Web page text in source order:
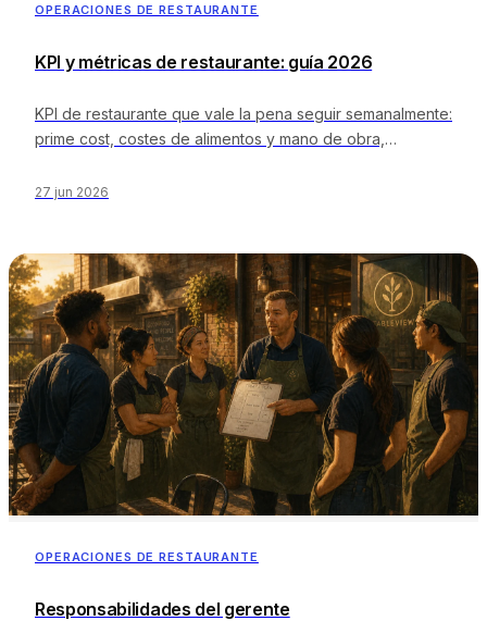
OPERACIONES DE RESTAURANTE
KPI y métricas de restaurante: guía 2026
KPI de restaurante que vale la pena seguir semanalmente:
prime cost, costes de alimentos y mano de obra,
simple de panel.
27 jun 2026
OPERACIONES DE RESTAURANTE
Responsabilidades del gerente